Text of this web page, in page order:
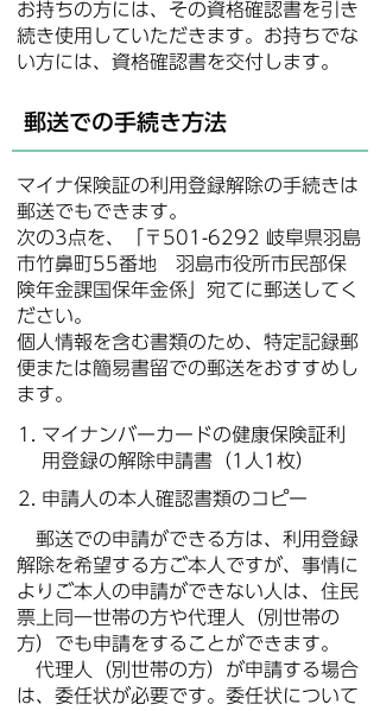
お持ちの方には、その資格確認書を引き
続き使用していただきます。お持ちでな
い方には、資格確認書を交付します。
郵送での手続き方法
マイナ保険証の利用登録解除の手続きは
郵送でもできます。
次の3点を、「〒501-6292 岐阜県羽島
市竹鼻町55番地 羽島市役所市民部保
険年金課国保年金係」宛てに郵送してく
ださい。
個人情報を含む書類のため、特定記録郵
便または簡易書留での郵送をおすすめし
ます。
マイナンバーカードの健康保険証利
用登録の解除申請書（1人1枚）
申請人の本人確認書類のコピー
郵送での申請ができる方は、利用登録
解除を希望する方ご本人ですが、事情に
よりご本人の申請ができない人は、住民
票上同一世帯の方や代理人（別世帯の
方）でも申請をすることができます。
代理人（別世帯の方）が申請する場合
は、委任状が必要です。委任状について